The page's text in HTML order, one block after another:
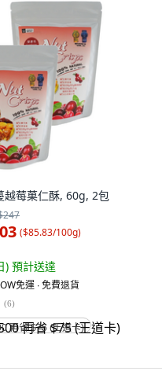
越莓菓仁酥, 60g, 2包
($85.83/100g)
) 預計送達
免運 ∙ 免費退貨
(6)
再省 $75 (王道卡)